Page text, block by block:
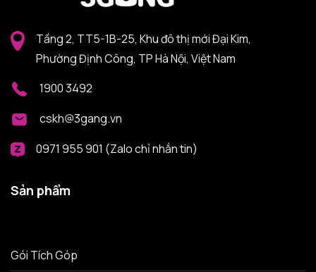
Tầng 2, TT5-1B-25, Khu đô thị mới Đại Kim,
Phường Định Công, TP Hà Nội, Việt Nam
1900 3492
cskh@3gang.vn
0971 955 901 (Zalo chỉ nhắn tin)
Sản phẩm
Gói Tích Góp